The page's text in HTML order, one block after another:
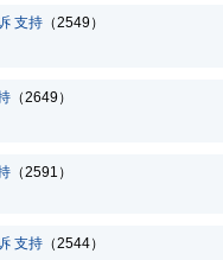
支持 （2549）
（2649）
（2591）
支持 （2544）